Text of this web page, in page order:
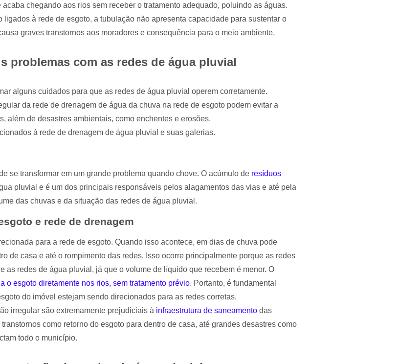
chegando aos rios sem receber o tratamento adequado, poluindo as águas.
à rede de esgoto, a tubulação não apresenta capacidade para sustentar o
graves transtornos aos moradores e consequência para o meio ambiente.
problemas com as redes de água pluvial
alguns cuidados para que as redes de água pluvial operem corretamente.
da rede de drenagem de água da chuva na rede de esgoto podem evitar a
além de desastres ambientais, como enchentes e erosões.
à rede de drenagem de água pluvial e suas galerias.
se transformar em um grande problema quando chove. O acúmulo de resíduos
pluvial e é um dos principais responsáveis pelos alagamentos das vias e até pela
das chuvas e da situação das redes de água pluvial.
e rede de drenagem
para a rede de esgoto. Quando isso acontece, em dias de chuva pode
de casa e até o rompimento das redes. Isso ocorre principalmente porque as redes
as redes de água pluvial, já que o volume de líquido que recebem é menor. O
o esgoto diretamente nos rios, sem tratamento prévio. Portanto, é fundamental
do imóvel estejam sendo direcionados para as redes corretas.
irregular são extremamente prejudiciais à infraestrutura de saneamentodas
como retorno do esgoto para dentro de casa, até grandes desastres como
todo o município.